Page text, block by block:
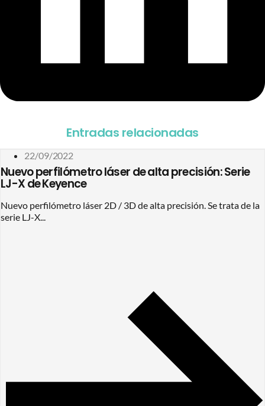
Entradas relacionadas
22/09/2022
Nuevo perfilómetro láser de alta precisión: Serie
LJ-X de Keyence
Nuevo perfilómetro láser 2D / 3D de alta precisión. Se trata de la
serie LJ-X...